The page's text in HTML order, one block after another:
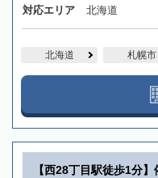
対応エリア 北海道
北海道 札幌市
【西28丁目駅徒歩1分